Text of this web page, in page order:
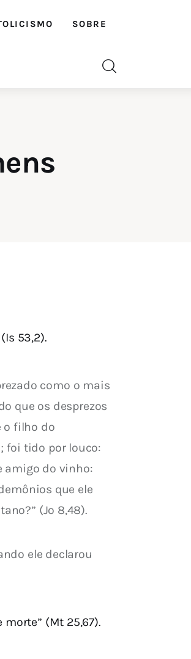
SOBRE
53,2).
como o mais
que os desprezos
o filho do
foi tido por louco:
amigo do vinho:
que ele
(Jo 8,48).
ele declarou
(Mt 25,67).